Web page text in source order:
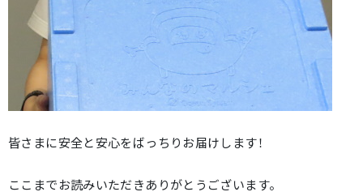
皆さまに安全と安心をばっちりお届けします！
ここまでお読みいただきありがとうございます。